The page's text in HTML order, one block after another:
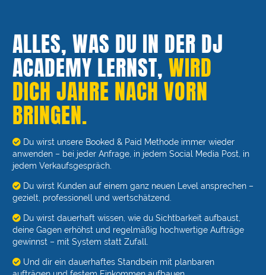
ALLES, WAS DU IN DER DJ
ACADEMY LERNST, WIRD
DICH JAHRE NACH VORN
BRINGEN.
Du wirst unsere Booked & Paid Methode immer wieder
anwenden – bei jeder Anfrage, in jedem Social Media Post, in
jedem Verkaufsgespräch.
Du wirst Kunden auf einem ganz neuen Level ansprechen –
gezielt, professionell und wertschätzend.
Du wirst dauerhaft wissen, wie du Sichtbarkeit aufbaust,
deine Gagen erhöhst und regelmäßig hochwertige Aufträge
gewinnst – mit System statt Zufall.
Und dir ein dauerhaftes Standbein mit planbaren